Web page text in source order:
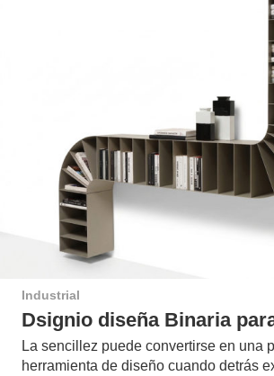
Industrial
Dsignio diseña Binaria
La sencillez puede convertirse en una
herramienta de diseño cuando detrás